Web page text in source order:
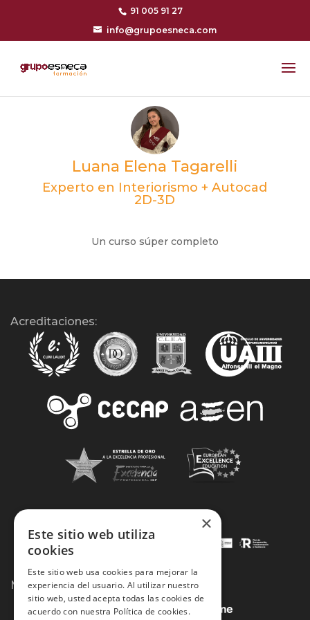
91 005 91 27
info@grupoesneca.com
Luana Elena Tagarelli
Experto en Interiorismo + Autocad
2D-3D
Un curso súper completo
Acreditaciones:
Métodos de Pago:
×
Este sitio web utiliza
cookies
Este sitio web usa cookies para mejorar la
experiencia del usuario. Al utilizar nuestro
sitio web, usted acepta todas las cookies de
acuerdo con nuestra Política de cookies.